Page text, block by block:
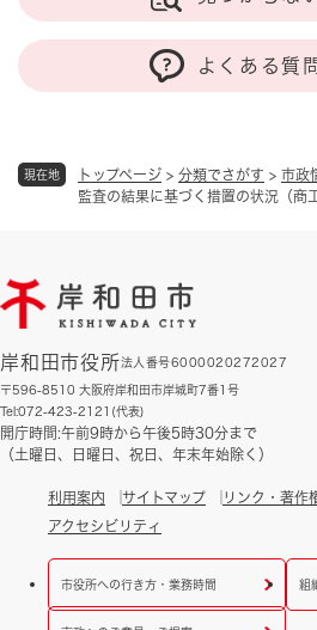
現在地 トップページ > 分類でさがす > 市政
監査の結果に基づく措置の状況（商
よくある質
岸和田市役所法人番号6000020272027
〒596-8510 大阪府岸和田市岸城町7番1号
Tel:072-423-2121(代表)
開庁時間:午前9時から午後5時30分まで
（土曜日、日曜日、祝日、年末年始除く）
利用案内 サイトマップ リンク・著作
アクセシビリティ
市役所への行き方・業務時間 組